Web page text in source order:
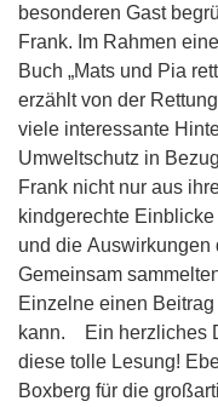
besonderen Gast
Frank. Im Rahmen
Buch „Mats und Pia
erzählt von der
viele interessante
Umweltschutz in
Frank nicht nur aus
kindgerechte
und die Auswirkungen
Gemeinsam
Einzelne einen
kann. Ein herzliches
diese tolle Lesung!
Boxberg für die